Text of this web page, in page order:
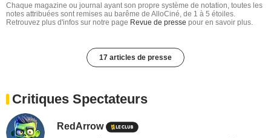
Chaque magazine ou journal ayant son propre système de notation, toutes les
notes attribuées sont remises au barême de AlloCiné, de 1 à 5 étoiles.
Retrouvez plus d'infos sur notre page Revue de presse pour en savoir plus.
17 articles de presse
Critiques Spectateurs
RedArrow